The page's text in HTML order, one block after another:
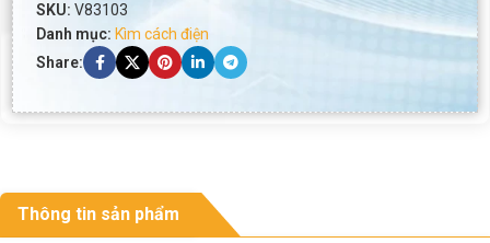
SKU: V83103
Danh mục: Kìm cách điện
Share:
Thông tin sản phẩm